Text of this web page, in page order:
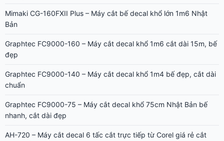
Mimaki CG-160FXII Plus – Máy cắt bế decal khổ lớn 1m6 Nhật
Bản
Graphtec FC9000-160 – Máy cắt decal khổ 1m6 cắt dài 15m, bế
đẹp
Graphtec FC9000-140 – Máy cắt decal khổ 1m4 bế đẹp, cắt dài
chuẩn
Graphtec FC9000-75 – Máy cắt decal khổ 75cm Nhật Bản bế
nhanh, cắt dài đẹp
AH-720 – Máy cắt decal 6 tấc cắt trực tiếp từ Corel giá rẻ cắt